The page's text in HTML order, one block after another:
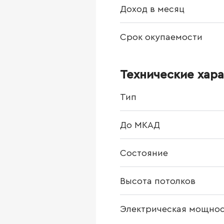
Доход в месяц
Срок окупаемости
Технические
Тип
До МКАД
Состояние
Высота потолков
Электрическая